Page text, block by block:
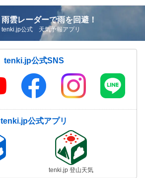
雨雲レーダーで雨を回避！
tenki.jp公式 天気予報アプリ
tenki.jp公式SNS
tenki.jp公式アプリ
tenki.jp 登山天気